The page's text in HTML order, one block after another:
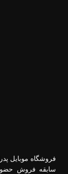
سابقه فروش